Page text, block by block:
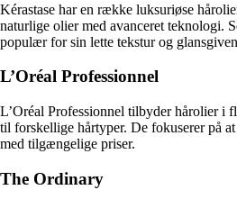
Kérastase har en række luksuriøse
naturlige olier med avanceret teknologi.
populær for sin lette tekstur og
L’Oréal Professionnel
L’Oréal Professionnel tilbyder hårolier i
til forskellige hårtyper. De fokuserer på
med tilgængelige priser.
The Ordinary